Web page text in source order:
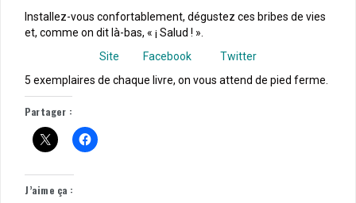
Installez-vous confortablement, dégustez ces bribes de vies
et, comme on dit là-bas, « ¡ Salud ! ».
Site
Facebook
Twitter
5 exemplaires de chaque livre, on vous attend de pied ferme.
Partager :
J’aime ça :